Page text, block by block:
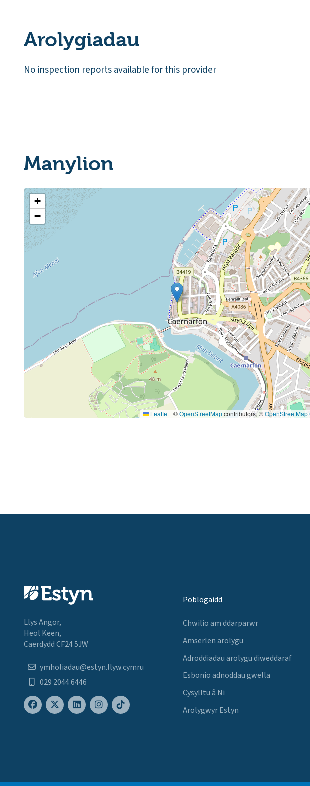
Arolygiadau
No inspection reports available for this provider
Manylion
+
−
Leaflet | ©OpenStreetMapcontributors, ©OpenStreetMap
Llys Angor,
Heol Keen,
Caerdydd CF24 5JW
ymholiadau@estyn.llyw.cymru
029 2044 6446
Poblogaidd
Chwilio am ddarparwr
Amserlen arolygu
Adroddiadau arolygu diweddaraf
Esbonio adnoddau gwella
Cysylltu â Ni
Arolygwyr Estyn